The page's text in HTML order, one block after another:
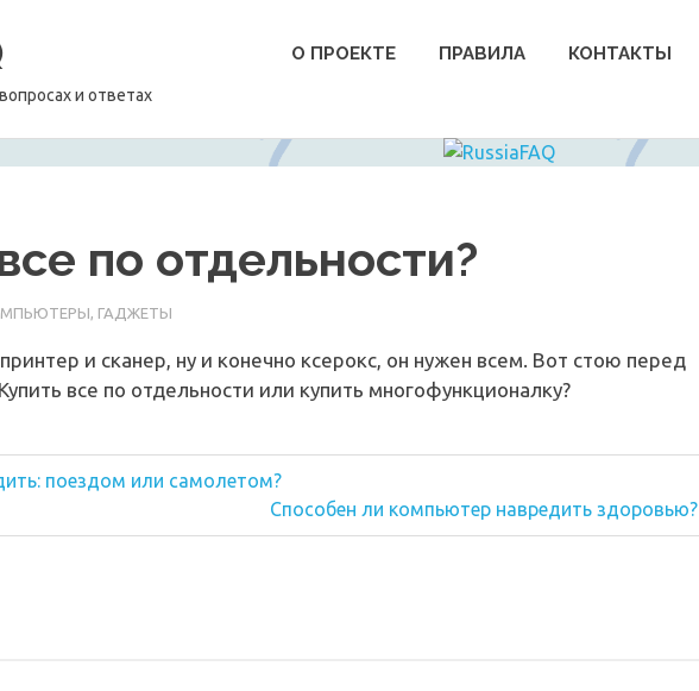
и ответах
О ПРОЕКТЕ ПРАВИЛА КОНТАКТЫ
по отдельности?
ГАДЖЕТЫ
и сканер, ну и конечно ксерокс, он нужен всем. Вот стою перед
все по отдельности или купить многофункционалку?
поездом или самолетом?
Следующая
запись:
Способен ли компьютер навредить здоровью?